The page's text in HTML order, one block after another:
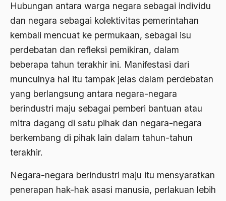
Hubungan antara warga negara sebagai individu
dan negara sebagai kolektivitas pemerintahan
kembali mencuat ke permukaan, sebagai isu
perdebatan dan refleksi pemikiran, dalam
beberapa tahun terakhir ini. Manifestasi dari
munculnya hal itu tampak jelas dalam perdebatan
yang berlangsung antara negara-negara
berindustri maju sebagai pemberi bantuan atau
mitra dagang di satu pihak dan negara-negara
berkembang di pihak lain dalam tahun-tahun
terakhir.
Negara-negara berindustri maju itu mensyaratkan
penerapan hak-hak asasi manusia, perlakuan lebih
2008
2007
2005
2004
2003
2002
2001
2000
1999
Abdullah Syafi'i
Abdurrahman Addakhil
abdurrahman wahid
Abolisi
Aboulhasan Bani Sadr
abri
Abu AMrin Ibnu Alla'
Abu Bakar Ba’asyir
abu jihad